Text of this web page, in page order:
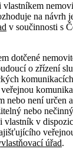
na návrh
v součinnosti s
dotčené
o zřízení
nebo není určen
nebo
vlastník v
úřad.